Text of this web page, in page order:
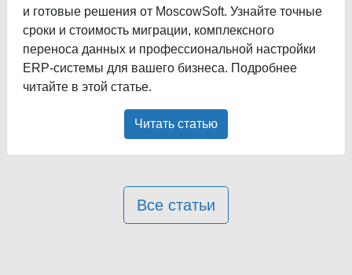
и готовые решения от MoscowSoft. Узнайте точные
сроки и стоимость миграции, комплексного
переноса данных и профессиональной настройки
ERP-системы для вашего бизнеса. Подробнее
читайте в этой статье.
Читать статью
Все статьи